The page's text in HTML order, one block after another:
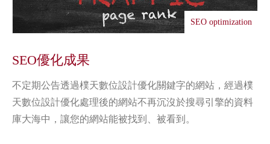
SEO optimization
SEO優化成果
不定期公告透過樸天數位設計優化關鍵字的網站，經過樸
天數位設計優化處理後的網站不再沉沒於搜尋引擎的資料
庫大海中，讓您的網站能被找到、被看到。